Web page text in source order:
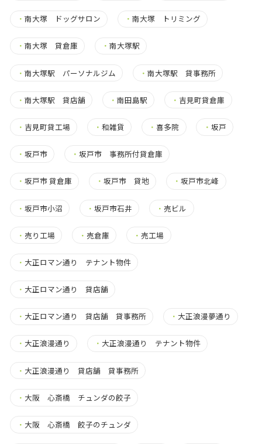
・ 南大塚 ドッグサロン ・南大塚 トリミング
・ 南大塚 貸倉庫 ・南大塚駅
・ 南大塚駅 パーソナルジム ・南大塚駅 貸事務所
・ 南大塚駅 貸店舗 ・南田島駅 ・ 吉見町貸倉庫
・ 吉見町貸工場 ・和雑貨 ・喜多院 ・ 坂戸
・ 坂戸市 ・坂戸市 事務所付貸倉庫
・ 坂戸市 貸倉庫 ・坂戸市 貸地 ・坂戸市北峰
・ 坂戸市小沼 ・坂戸市石井 ・ 売ビル
・ 売り工場 ・ 売倉庫 ・ 売工場
・ 大正ロマン通り テナント物件
・ 大正ロマン通り 貸店舗
・ 大正ロマン通り 貸店舗 貸事務所 ・ 大正浪漫夢通り
・ 大正浪漫通り ・ 大正浪漫通り テナント物件
・ 大正浪漫通り 貸店舗 貸事務所
・ 大阪 心斎橋 チュンダの餃子
・ 大阪 心斎橋 餃子のチュンダ